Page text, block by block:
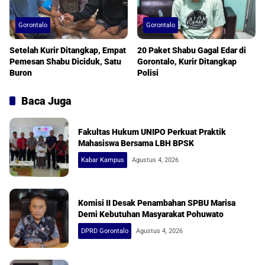
Gorontalo
Setelah Kurir Ditangkap, Empat
Pemesan Shabu Diciduk, Satu
Buron
Gorontalo
20 Paket Shabu Gagal Edar di
Gorontalo, Kurir Ditangkap
Polisi
Baca Juga
Fakultas Hukum UNIPO Perkuat Praktik
Mahasiswa Bersama LBH BPSK
Kabar Kampus Agustus 4, 2026
Komisi II Desak Penambahan SPBU Marisa
Demi Kebutuhan Masyarakat Pohuwato
DPRD Gorontalo Agustus 4, 2026